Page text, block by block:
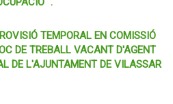
TEMPORAL EN COMISSIÓ
DE TREBALL VACANT D'AGENT
DE L'AJUNTAMENT DE VILASSAR